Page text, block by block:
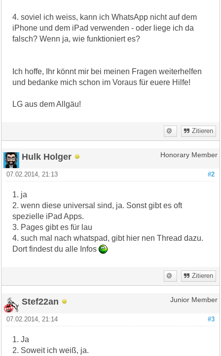
4. soviel ich weiss, kann ich WhatsApp nicht auf dem
iPhone und dem iPad verwenden - oder liege ich da
falsch? Wenn ja, wie funktioniert es?
Ich hoffe, Ihr könnt mir bei meinen Fragen weiterhelfen
und bedanke mich schon im Voraus für euere Hilfe!
LG aus dem Allgäu!
Zitieren
Hulk Holger Honorary Member
#2
07.02.2014, 21:13
1. ja
2. wenn diese universal sind, ja. Sonst gibt es oft
spezielle iPad Apps.
3. Pages gibt es für lau
4. such mal nach whatspad, gibt hier nen Thread dazu.
Dort findest du alle Infos
Zitieren
Stef22an Junior Member
#3
07.02.2014, 21:14
1. Ja
2. Soweit ich weiß, ja.